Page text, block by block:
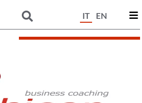
IT EN